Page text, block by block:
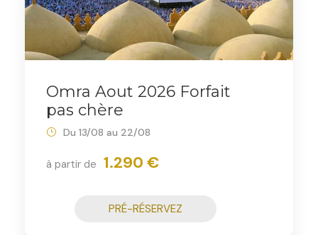
Omra Aout 2026 Forfait
pas chère
à partir de 1.290 €
Du 13/08 au 22/08
PRÉ-RÉSERVEZ